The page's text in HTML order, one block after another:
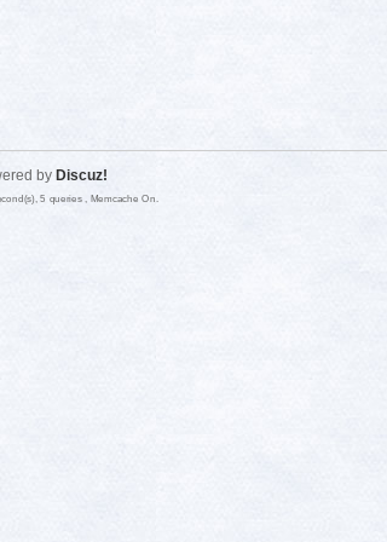
by Discuz!
5 queries , Memcache On.